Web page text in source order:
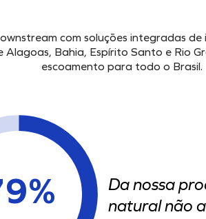
com soluções integradas
Bahia, Espírito Santo e Rio
escoamento para todo o Brasil.
Da nossa
natural não